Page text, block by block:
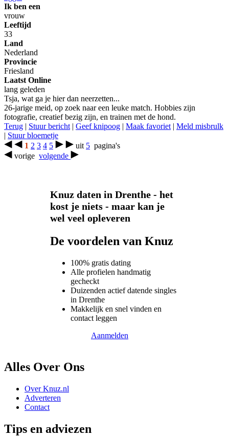
Ik ben een
vrouw
Leeftijd
33
Land
Nederland
Provincie
Friesland
Laatst Online
lang geleden
Tsja, wat ga je hier dan neerzetten...
26-jarige meid, op zoek naar een leuke match. Hobbies zijn
fotografie, creatief bezig zijn, en trainen met de hond.
Terug | Stuur bericht | Geef knipoog | Maak favoriet | Meld misbrulk
| Stuur bloemetje
1 2 3 4 5 uit 5 pagina's
vorige volgende
Knuz daten in Drenthe - het
kost je niets - maar kan je
wel veel opleveren
De voordelen van Knuz
100% gratis dating
Alle profielen handmatig
gecheckt
Duizenden actief datende singles
in Drenthe
Makkelijk en snel vinden en
contact leggen
Aanmelden
Alles Over Ons
Over Knuz.nl
Adverteren
Contact
Tips en adviezen